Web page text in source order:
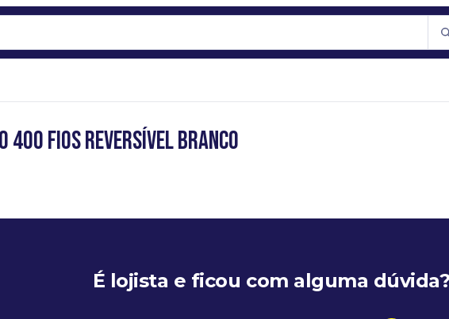
Fios Reversível Branco
É lojista e ficou com alguma dúvida?